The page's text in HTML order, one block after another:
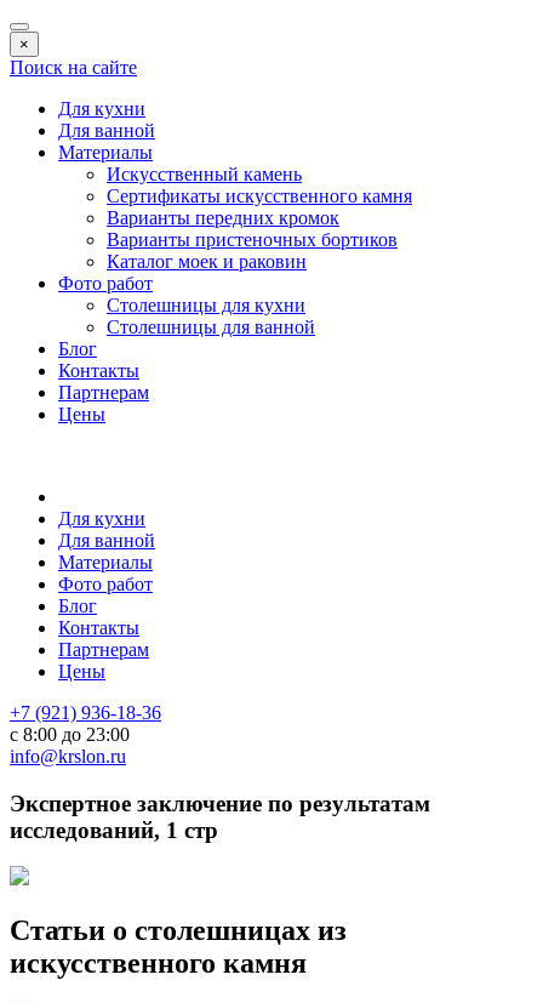
×
Поиск на сайте
Для кухни
Для ванной
Материалы
Искусственный камень
Сертификаты искусственного камня
Варианты передних кромок
Варианты пристеночных бортиков
Каталог моек и раковин
Фото работ
Столешницы для кухни
Столешницы для ванной
Блог
Контакты
Партнерам
Цены
Для кухни
Для ванной
Материалы
Фото работ
Блог
Контакты
Партнерам
Цены
+7 (921) 936-18-36
с 8:00 до 23:00
info@krslon.ru
Экспертное заключение по результатам
исследований, 1 стр
Статьи о столешницах из
искусственного камня